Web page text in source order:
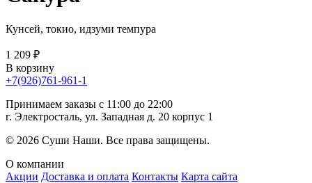
Кунсей, токио, идзуми темпура
1 209 ₽
В корзину
+7(926)761-961-1
Принимаем заказы с 11:00 до 22:00
г. Электросталь, ул. Западная д. 20 корпус 1
© 2026 Суши Наши. Все права защищены.
О компании
Акции Доставка и оплата Контакты Карта сайта